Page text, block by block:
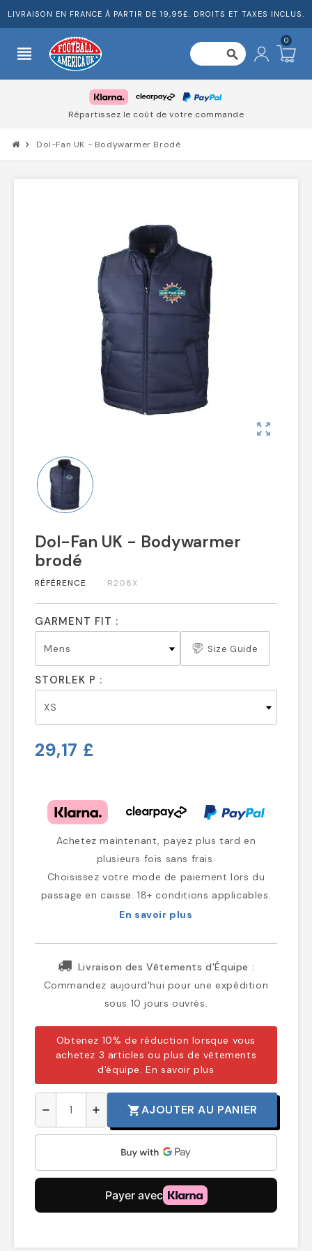
LIVRAISON EN FRANCE À PARTIR DE 19,95£. DROITS ET TAXES INCLUS.
view_headline search
0
Répartissez le coût de votre commande
chevron_right Dol-Fan UK - Bodywarmer Brodé
zoom_out_map
Dol-Fan UK - Bodywarmer
brodé
RÉFÉRENCE R208X
GARMENT FIT :
Size Guide
STORLEK P :
29,17 £
Achetez maintenant, payez plus tard en
plusieurs fois sans frais.
Choisissez votre mode de paiement lors du
passage en caisse. 18+ conditions applicables.
En savoir plus
Livraison des Vêtements d'Équipe :
Commandez aujourd'hui pour une expédition
sous 10 jours ouvrés.
Obtenez 10% de réduction lorsque vous
achetez 3 articles ou plus de vêtements
d'équipe.En savoir plus
remove add shopping_cartAJOUTER AU PANIER